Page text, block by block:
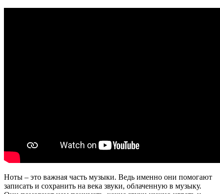
Ноты – это важная часть музыки. Ведь именно они помогают
записать и сохранить на века звуки, облаченную в музыку.